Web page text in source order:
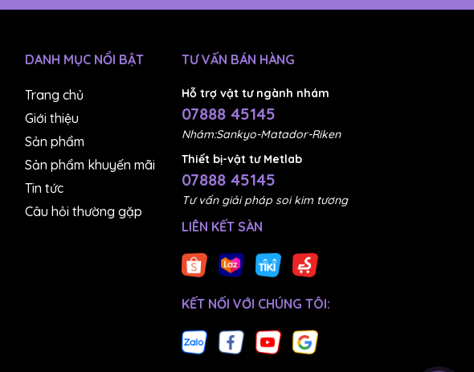
DANH MỤC NỔI BẬT
Trang chủ
Giới thiệu
Sản phẩm
Sản phẩm khuyến mãi
Tin tức
Câu hỏi thường gặp
TƯ VẤN BÁN HÀNG
Hỗ trợ vật tư ngành nhám
07888 45145
Nhám:Sankyo-Matador-Riken
Thiết bị-vật tư Metlab
07888 45145
Tư vấn giải pháp soi kim tương
LIÊN KẾT SÀN
KẾT NỐI VỚI CHÚNG TÔI: